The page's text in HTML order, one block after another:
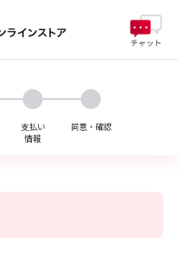
支払い
情報
同意・確認